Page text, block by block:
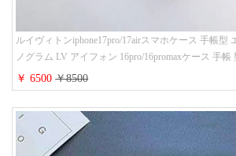
ルイヴィトンiphone17pro/17airスマホケース 手帳型
ノグラム LV アイフォン 16pro/16promaxケース 手
ンド iPhone 15/14/13 proケース 手帳型 男女通用 大人
￥ 6500￥8500